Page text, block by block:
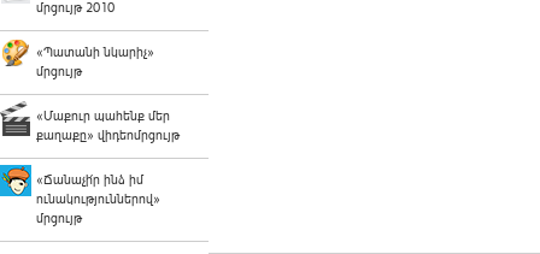
մրցույթ 2010
«Պատանի նկարիչ»
մրցույթ
«Մաքուր պահենք մեր
քաղաքը» վիդեոմրցույթ
«Ճանաչի՛ր ինձ իմ
ունակություններով»
մրցույթ